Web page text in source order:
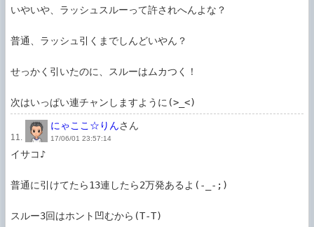
いやいや、ラッシュスルーって許されへんよな？
普通、ラッシュ引くまでしんどいやん？
せっかく引いたのに、スルーはムカつく！
次はいっぱい連チャンしますように(>_<)
11.
にゃここ☆りんさん
17/06/01 23:57:14
イサコ♪
普通に引けてたら13連したら2万発あるよ(-_-;)
スルー3回はホント凹むから(T-T)